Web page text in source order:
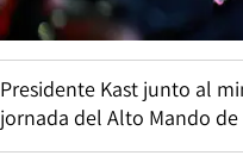
Presidente Kast junto al
jornada del Alto Mando de